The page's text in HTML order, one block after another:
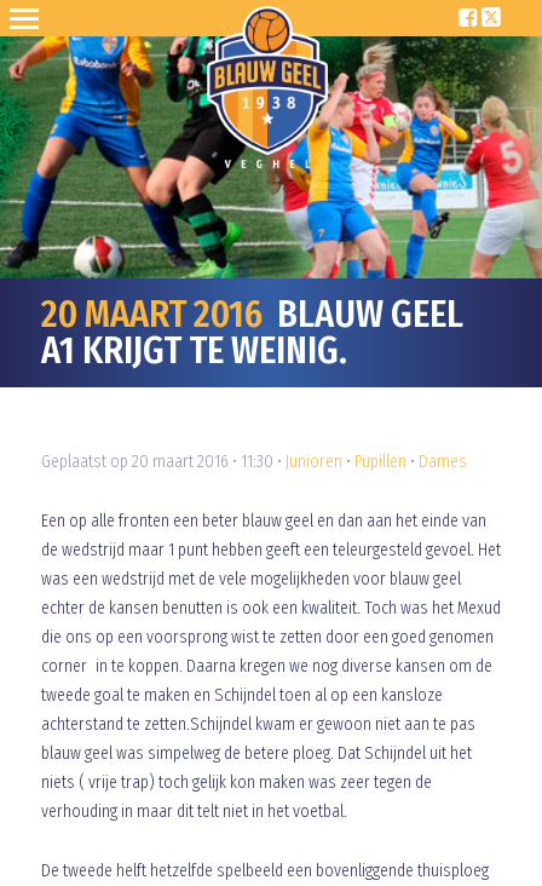
20 MAART 2016BLAUW GEEL
A1 KRIJGT TE WEINIG.
Geplaatst op 20 maart 2016 • 11:30 • Junioren • Pupillen • Dames
Een op alle fronten een beter blauw geel en dan aan het einde van
de wedstrijd maar 1 punt hebben geeft een teleurgesteld gevoel. Het
was een wedstrijd met de vele mogelijkheden voor blauw geel
echter de kansen benutten is ook een kwaliteit. Toch was het Mexud
die ons op een voorsprong wist te zetten door een goed genomen
corner in te koppen. Daarna kregen we nog diverse kansen om de
tweede goal te maken en Schijndel toen al op een kansloze
achterstand te zetten.Schijndel kwam er gewoon niet aan te pas
blauw geel was simpelweg de betere ploeg. Dat Schijndel uit het
niets ( vrije trap) toch gelijk kon maken was zeer tegen de
verhouding in maar dit telt niet in het voetbal.
De tweede helft hetzelfde spelbeeld een bovenliggende thuisploeg